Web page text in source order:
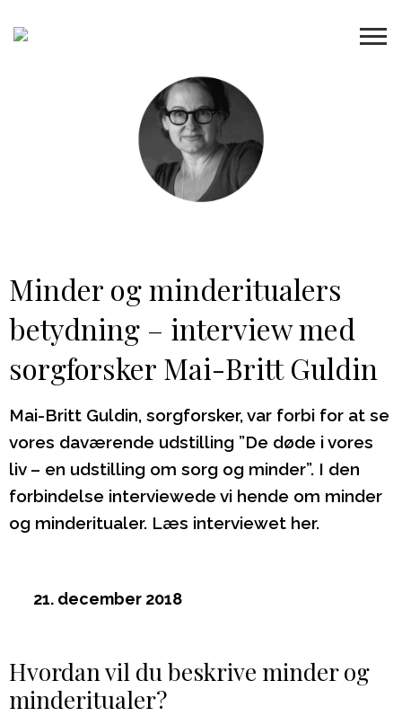
Minder og minderitualers
betydning – interview med
sorgforsker Mai-Britt Guldin
Mai-Britt Guldin, sorgforsker, var forbi for at se
vores daværende udstilling ”De døde i vores
liv – en udstilling om sorg og minder”. I den
forbindelse interviewede vi hende om minder
og minderitualer. Læs interviewet her.
21. december 2018
Hvordan vil du beskrive minder og
minderitualer?